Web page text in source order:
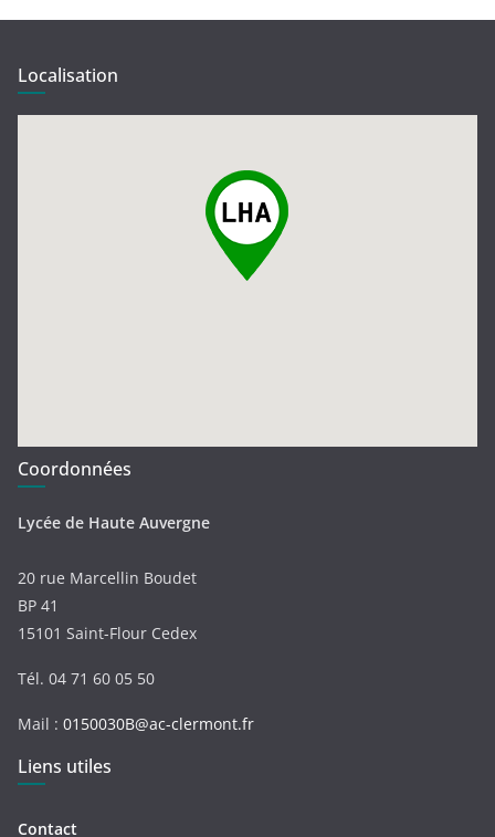
Localisation
Coordonnées
Lycée de Haute Auvergne
20 rue Marcellin Boudet
BP 41
15101 Saint-Flour Cedex
Tél. 04 71 60 05 50
Mail : 0150030B@ac-clermont.fr
Liens utiles
Contact